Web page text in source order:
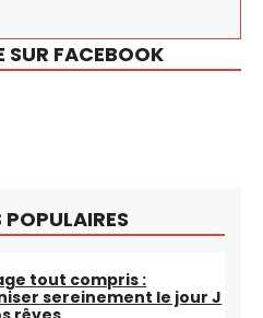
SUR FACEBOOK
tout compris :
sereinement le jour J